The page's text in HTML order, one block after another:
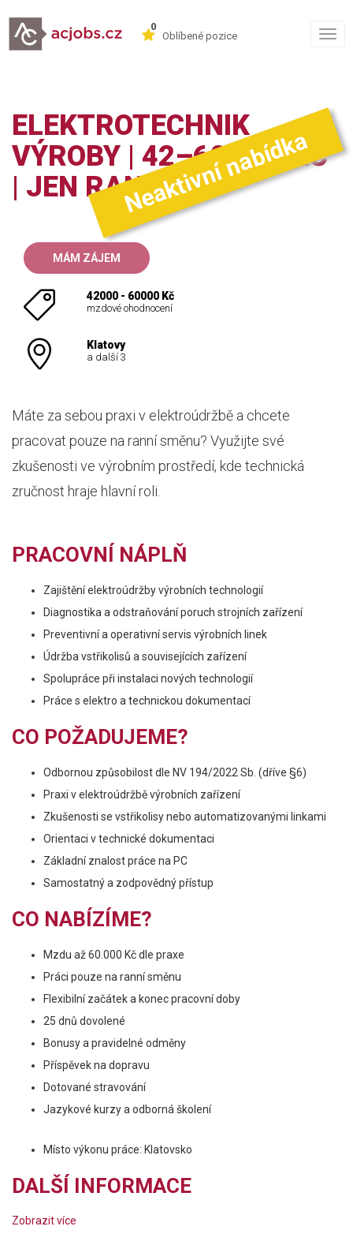
0
Oblíbené pozice
ELEKTROTECHNIK
VÝROBY | 42–60.000 KČ
| JEN RANNÍNeaktivní nabídka
MÁM ZÁJEM
42000 - 60000 Kč
mzdové ohodnocení
Klatovy
a další 3
Máte za sebou praxi v elektroúdržbě a chcete
pracovat pouze na ranní směnu? Využijte své
zkušenosti ve výrobním prostředí, kde technická
zručnost hraje hlavní roli.
PRACOVNÍ NÁPLŇ
Zajištění elektroúdržby výrobních technologií
Diagnostika a odstraňování poruch strojních zařízení
Preventivní a operativní servis výrobních linek
Údržba vstřikolisů a souvisejících zařízení
Spolupráce při instalaci nových technologií
Práce s elektro a technickou dokumentací
CO POŽADUJEME?
Odbornou způsobilost dle NV 194/2022 Sb. (dříve §6)
Praxi v elektroúdržbě výrobních zařízení
Zkušenosti se vstřikolisy nebo automatizovanými linkami
Orientaci v technické dokumentaci
Základní znalost práce na PC
Samostatný a zodpovědný přístup
CO NABÍZÍME?
Mzdu až 60.000 Kč dle praxe
Práci pouze na ranní směnu
Flexibilní začátek a konec pracovní doby
25 dnů dovolené
Bonusy a pravidelné odměny
Příspěvek na dopravu
Dotované stravování
Jazykové kurzy a odborná školení
Místo výkonu práce: Klatovsko
DALŠÍ INFORMACE
Zobrazit více